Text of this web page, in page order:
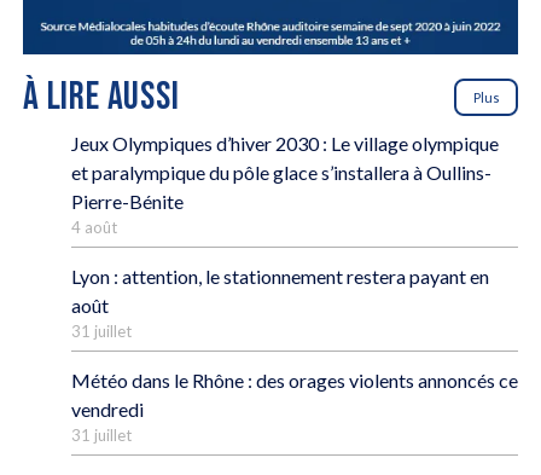
À LIRE AUSSI Plus
Jeux Olympiques d’hiver 2030 : Le village olympique
et paralympique du pôle glace s’installera à Oullins-
Pierre-Bénite
4 août
Lyon : attention, le stationnement restera payant en
août
31 juillet
Météo dans le Rhône : des orages violents annoncés ce
vendredi
31 juillet